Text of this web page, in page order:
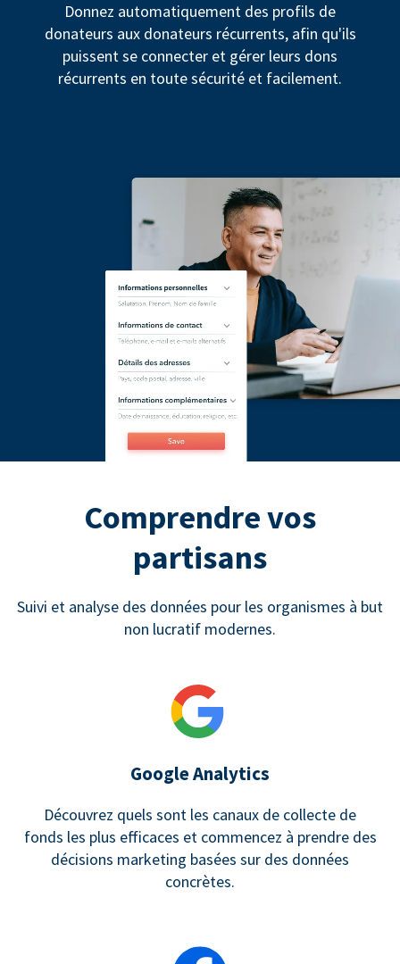
Donnez automatiquement des profils de
donateurs aux donateurs récurrents, afin qu'ils
puissent se connecter et gérer leurs dons
récurrents en toute sécurité et facilement.
Comprendre vos
partisans
Suivi et analyse des données pour les organismes à but
non lucratif modernes.
Google Analytics
Découvrez quels sont les canaux de collecte de
fonds les plus efficaces et commencez à prendre des
décisions marketing basées sur des données
concrètes.